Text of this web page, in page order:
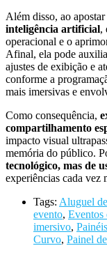
Além disso, ao
inteligência artificial,
operacional e o
Afinal, ela pode
ajustes de exibição e
conforme a
mais imersivas e
Como consequência,
compartilhamento
impacto visual
memória do público.
tecnológico, mas de
experiências cada vez
Tags: Aluguel
evento, Eventos
imersivo,
Curvo, Painel